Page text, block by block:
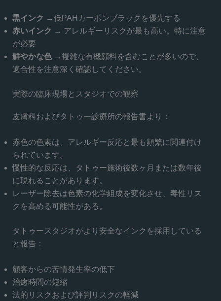
黒インク →低PAHカーボンブラックを優先する
赤いインク → アレルギーリスクが最も高い。特に注意
が必要
鮮やかな色→複雑な有機顔料を含むことが多いので、
適合性を注意深く確認してください。
実際の臨床現場とスタジオでの観察
皮膚科およびタトゥー診療所の報告書より：
赤色の色素は、アレルギー反応と最も頻繁に関連付け
られています。
慢性的な反応は、タトゥー施術後数ヶ月または数年後
に現れることがあります。
レーザー除去は色素の化学組成を変化させ、毒性リス
クを高める可能性がある。
タトゥースタジオがより安全なインクを採用している
と報告：
顧客からの苦情発生率の低下
治癒時間の短縮
法的リスクおよび評判リスクの軽減